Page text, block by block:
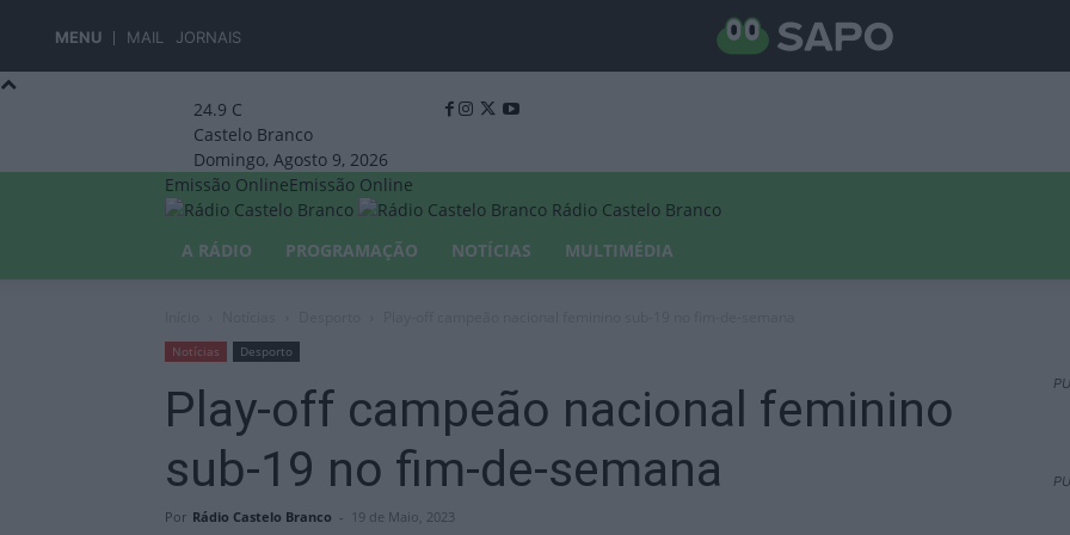
MENU MAIL JORNAIS
24.9 C
Castelo Branco
Domingo, Agosto 9, 2026
Emissão OnlineEmissão Online
Rádio Castelo Branco
A RÁDIO
PROGRAMAÇÃO NOTÍCIAS MULTIMÉDIA
Notícias Desporto
Play-off campeão nacional feminino
sub-19 no fim-de-semana
Por Rádio Castelo Branco - 19 de Maio, 2023